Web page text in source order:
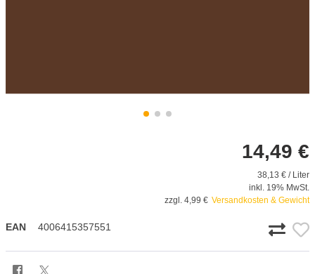
14,49 €
38,13 € / Liter
inkl. 19% MwSt.
zzgl. 4,99 € Versandkosten & Gewicht
EAN 4006415357551